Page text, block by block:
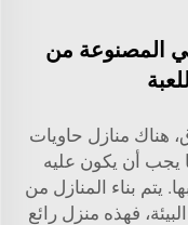
المصنوعة من
هناك منازل حاويات
يجب أن يكون عليه
يتم بناء المنازل من
فهذه منزل رائع